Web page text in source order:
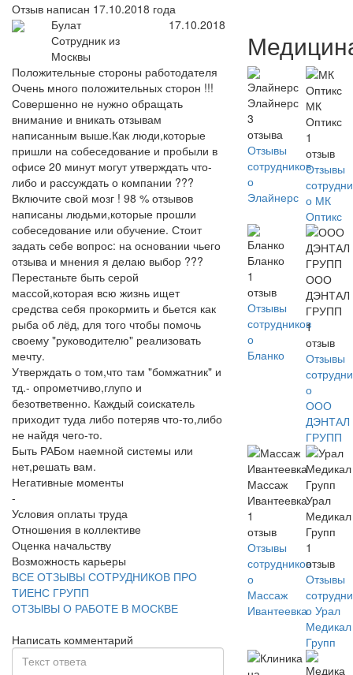
Отзыв написан 17.10.2018 года
Булат
Сотрудник из
Москвы
17.10.2018
Положительные стороны работодателя
Очень много положительных сторон !!!
Совершенно не нужно обращать
внимание и вникать отзывам
написанным выше.Как люди,которые
пришли на собеседование и пробыли в
офисе 20 минут могут утверждать что-
либо и рассуждать о компании ???
Включите свой мозг ! 98 % отзывов
написаны людьми,которые прошли
собеседование или обучение. Стоит
задать себе вопрос: на основании чьего
отзыва и мнения я делаю выбор ???
Перестаньте быть серой
массой,которая всю жизнь ищет
средства себя прокормить и бьется как
рыба об лёд, для того чтобы помочь
своему "руководителю" реализовать
мечту.
Утверждать о том,что там "бомжатник" и
тд.- опрометчиво,глупо и
безответвенно. Каждый соискатель
приходит туда либо потеряв что-то,либо
не найдя чего-то.
Быть РАБом наемной системы или
нет,решать вам.
Негативные моменты
-
Условия оплаты труда
Отношения в коллективе
Оценка начальству
Возможность карьеры
ВСЕ ОТЗЫВЫ СОТРУДНИКОВ ПРО
ТИЕНС ГРУПП
ОТЗЫВЫ О РАБОТЕ В МОСКВЕ
Написать комментарий
Элайнерс
3
отзыва
Отзывы
сотрудников
о
Элайнерс
МК
Оптикс
1
отзыв
Отзывы
о МК
Оптикс
Бланко
1
отзыв
Отзывы
сотрудников
о
Бланко
ООО
ДЭНТАЛ
ГРУПП
1
отзыв
Отзывы
о
ООО
ДЭНТАЛ
ГРУПП
Массаж
Ивантеевка
1
отзыв
Отзывы
сотрудников
о
Массаж
Ивантеевка
Урал
Медикал
Групп
1
отзыв
Отзывы
о Урал
Медикал
Групп